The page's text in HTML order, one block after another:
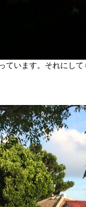
ています。それにし